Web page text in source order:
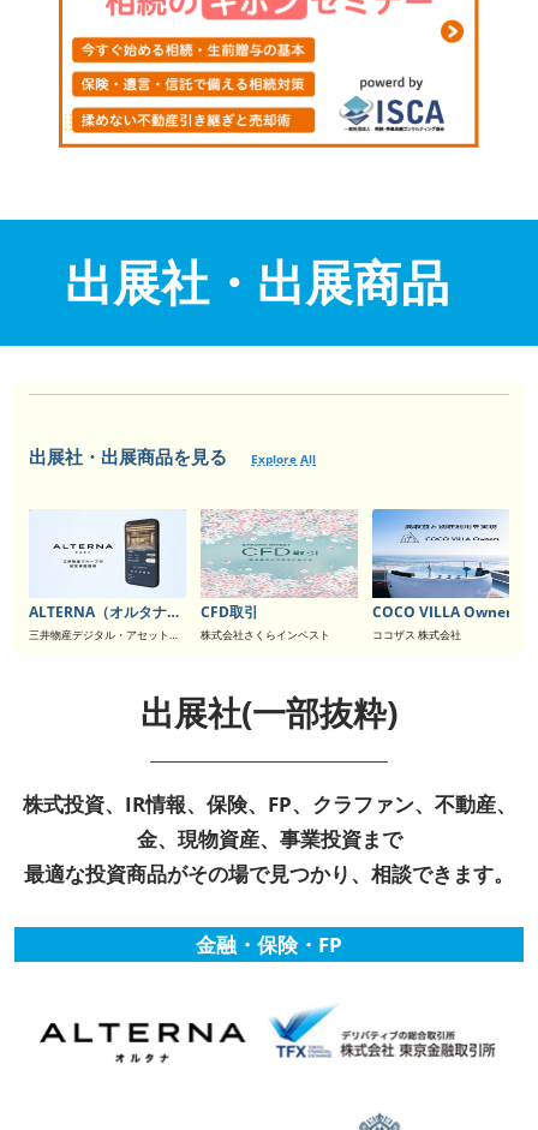
出展社・出展商品
出展社・出展商品を見る Explore All
ALTERNA（オルタナ） - 三井物産グループが始める資産形成サービス
三井物産デジタル・アセットマネジメント 株式会社
CFD取引
株式会社さくらインベスト
COCO VILLA Owners
ココザス 株式会社
出展社(一部抜粋)
株式投資、IR情報、保険、FP、クラファン、不動産、
金、現物資産、事業投資まで
最適な投資商品がその場で見つかり、相談できます。
金融・保険・FP